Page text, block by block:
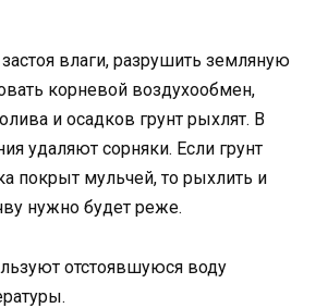
влаги, разрушить земляную
корневой воздухообмен,
и осадков грунт рыхлят. В
удаляют сорняки. Если грунт
покрыт мульчей, то рыхлить и
нужно будет реже.
отстоявшуюся воду